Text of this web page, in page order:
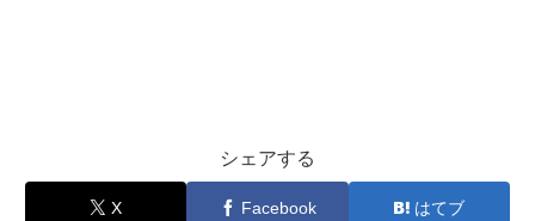
シェアする
X Facebook はてブ